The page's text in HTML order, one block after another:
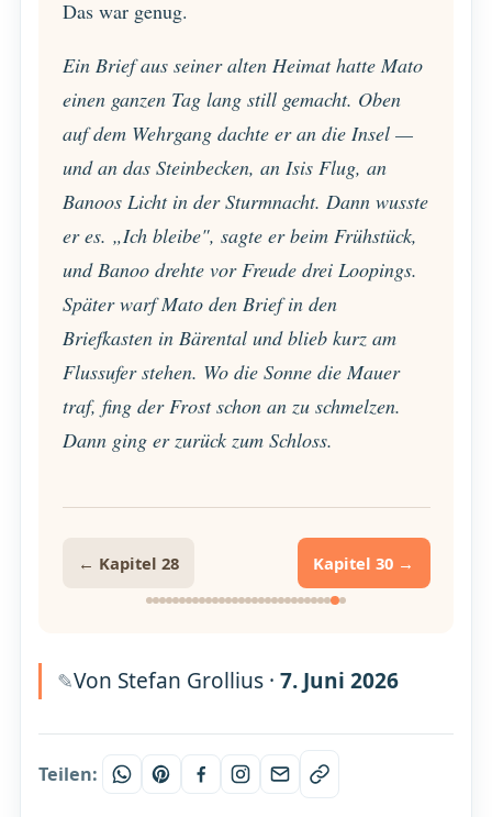
Das war genug.
Ein Brief aus seiner alten Heimat hatte Mato
einen ganzen Tag lang still gemacht. Oben
auf dem Wehrgang dachte er an die Insel —
und an das Steinbecken, an Isis Flug, an
Banoos Licht in der Sturmnacht. Dann wusste
er es. „Ich bleibe", sagte er beim Frühstück,
und Banoo drehte vor Freude drei Loopings.
Später warf Mato den Brief in den
Briefkasten in Bärental und blieb kurz am
Flussufer stehen. Wo die Sonne die Mauer
traf, fing der Frost schon an zu schmelzen.
Dann ging er zurück zum Schloss.
← Kapitel 28 Kapitel 30 →
Von Stefan Grollius · 7. Juni 2026
Teilen: